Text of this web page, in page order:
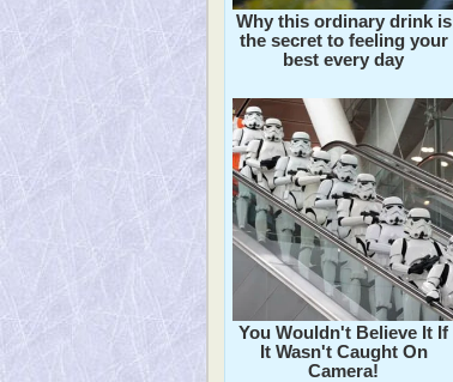
Why this ordinary drink is
the secret to feeling your
best every day
You Wouldn't Believe It If
It Wasn't Caught On
Camera!